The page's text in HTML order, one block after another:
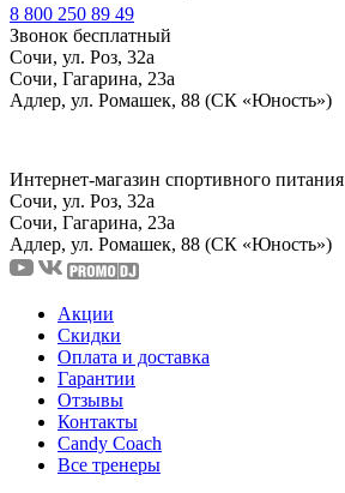
8 800 250 89 49
Звонок бесплатный
Сочи, ул. Роз, 32а
Сочи, Гагарина, 23а
Адлер, ул. Ромашек, 88 (СК «Юность»)
Интернет-магазин спортивного питания
Сочи, ул. Роз, 32а
Сочи, Гагарина, 23а
Адлер, ул. Ромашек, 88 (СК «Юность»)
Акции
Скидки
Оплата и доставка
Гарантии
Отзывы
Контакты
Candy Coach
Все тренеры